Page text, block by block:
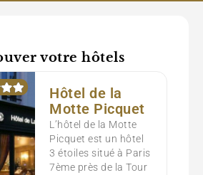
votre hôtels
Hôtel de la
Motte Picquet
L’hôtel de la Motte
Picquet est un hôtel
3 étoiles situé à Paris
7ème près de la Tour